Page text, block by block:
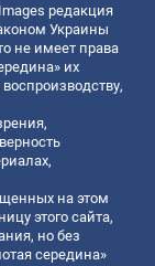
редакция
Украины
не имеет права
их
на этом
этого сайта,
но без
середина»